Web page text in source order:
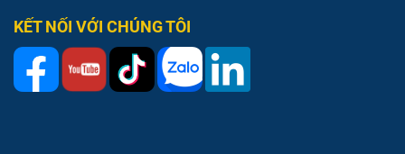
KẾT NỐI VỚI CHÚNG TÔI